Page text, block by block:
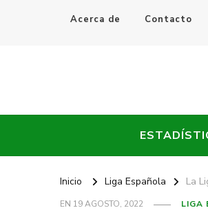
Acerca de Contacto
Every Fútbol
Inicio Liga Española La
EN 19 AGOSTO, 2022 LIGA